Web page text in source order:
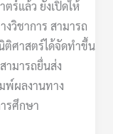
ร์แล้ว ยังเปิดให้
วิชาการ สามารถ
ติศาสตร์ได้จัดทำขึ้น
ามารถยื่นส่ง
พ์ผลงานทาง
รศึกษา